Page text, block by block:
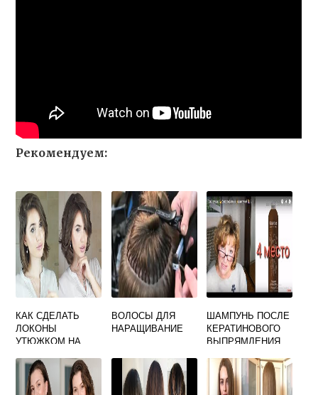
Рекомендуем:
КАК СДЕЛАТЬ
ЛОКОНЫ
УТЮЖКОМ НА
ВОЛОСЫ
ВОЛОСЫ ДЛЯ
НАРАЩИВАНИЕ
ШАМПУНЬ ПОСЛЕ
КЕРАТИНОВОГО
ВЫПРЯМЛЕНИЯ